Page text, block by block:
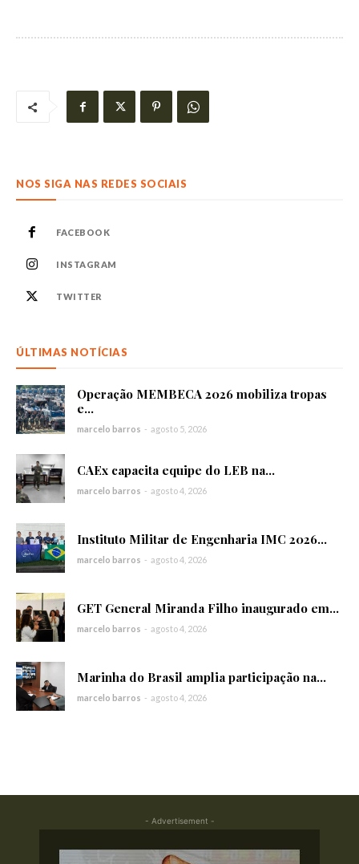
NOS SIGA NAS REDES SOCIAIS
FACEBOOK
INSTAGRAM
TWITTER
ÚLTIMAS NOTÍCIAS
Operação MEMBECA 2026 mobiliza tropas
e...
marcelo barros - agosto 5, 2026
CAEx capacita equipe do LEB na...
marcelo barros - agosto 4, 2026
Instituto Militar de Engenharia IMC 2026...
marcelo barros - agosto 4, 2026
GET General Miranda Filho inaugurado em...
marcelo barros - agosto 4, 2026
Marinha do Brasil amplia participação na...
marcelo barros - agosto 4, 2026
- Advertisement -